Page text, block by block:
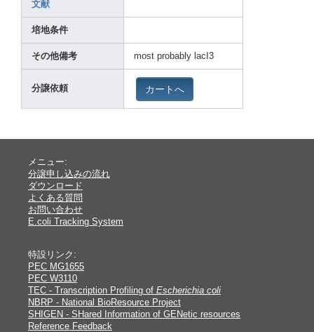
文献
培地条件
その他備考 most probably lacI3
分譲依頼 カートへ
メニュー:
分譲申し込みの流れ
ダウンロード
よくある質問
お問い合わせ
E.coli Tracking System
特設リンク:
PEC MG1655
PEC W3110
TEC - Transcription Profiling of Escherichia coli
NBRP - National BioResource Project
SHIGEN - SHared Information of GENetic resources
Reference Feedback